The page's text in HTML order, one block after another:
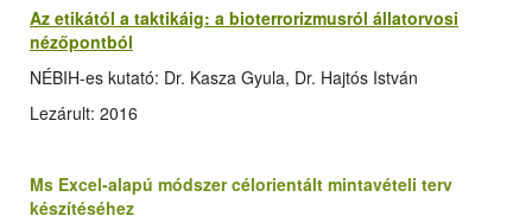
Az etikától a taktikáig: a bioterrorizmusról állatorvosi
nézőpontból
NÉBIH-es kutató: Dr. Kasza Gyula, Dr. Hajtós István
Lezárult: 2016
Ms Excel-alapú módszer célorientált mintavételi terv
készítéséhez